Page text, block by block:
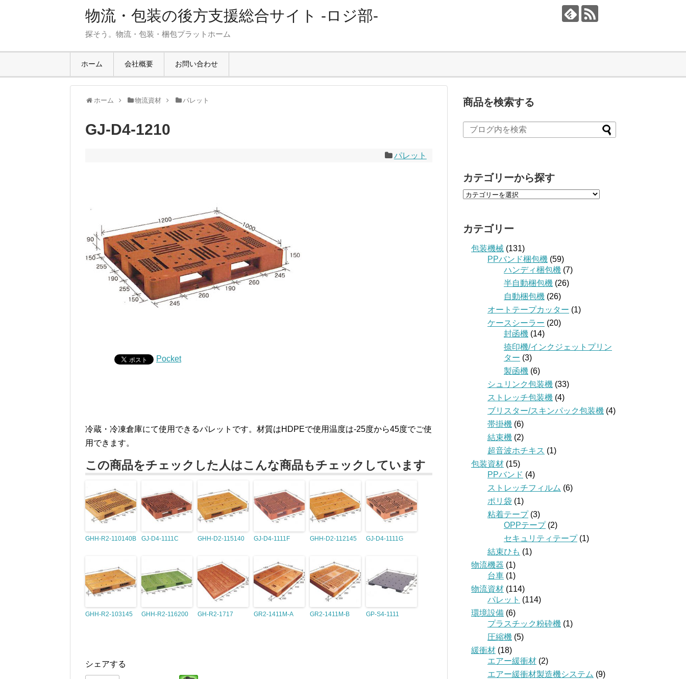
物流・包装の後方支援総合サイト -ロジ部-
探そう。物流・包装・梱包プラットホーム
ホーム 会社概要 お問い合わせ
ホーム 物流資材 パレット
GJ-D4-1210
パレット
Pocket
冷蔵・冷凍倉庫にて使用できるパレットです。材質はHDPEで使用温度は-25度から45度でご使
用できます。
この商品をチェックした人はこんな商品もチェックしています
GHH-R2-110140B GJ-D4-1111C GHH-D2-115140 GJ-D4-1111F GHH-D2-112145 GJ-D4-1111G
GHH-R2-103145 GHH-R2-116200 GH-R2-1717 GR2-1411M-A GR2-1411M-B GP-S4-1111
シェアする
商品を検索する
カテゴリーから探す
カテゴリー
包装機械 (131)
PPバンド梱包機 (59)
ハンディ梱包機 (7)
半自動梱包機 (26)
自動梱包機 (26)
オートテープカッター (1)
ケースシーラー (20)
封函機 (14)
捺印機/インクジェットプリン
ター (3)
製函機 (6)
シュリンク包装機 (33)
ストレッチ包装機 (4)
ブリスター/スキンパック包装機 (4)
帯掛機 (6)
結束機 (2)
超音波ホチキス (1)
包装資材 (15)
PPバンド (4)
ストレッチフィルム (6)
ポリ袋 (1)
粘着テープ(3)
OPPテープ(2)
セキュリティテープ(1)
結束ひも (1)
物流機器 (1)
台車 (1)
物流資材 (114)
パレット (114)
環境設備 (6)
プラスチック粉砕機 (1)
圧縮機 (5)
緩衝材 (18)
エアー緩衝材 (2)
エアー緩衝材製造機システム (9)